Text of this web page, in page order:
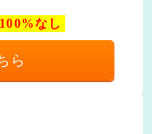
なし
ら